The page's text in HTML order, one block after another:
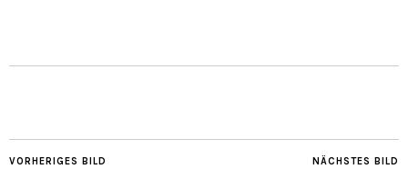
NÄCHSTES BILD
VORHERIGES BILD